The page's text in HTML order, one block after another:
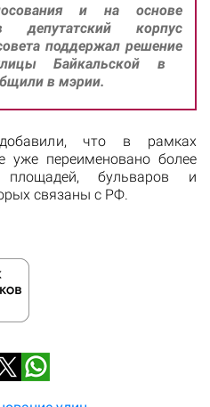
и на основе
депутатский корпус
поддержал решение
Байкальской в
в мэрии.
что в рамках
уже переименовано более
бульваров и
связаны с РФ.